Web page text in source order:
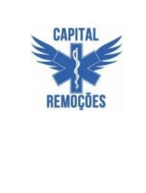
para
conteúdo